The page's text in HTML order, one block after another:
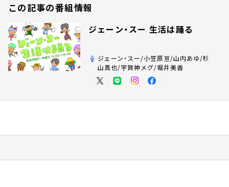
この記事の番組情報
ジェーン・スー 生活は踊る
ジェーン・スー/小笠原亘/山内あゆ/杉
山真也/宇賀神メグ/堀井美香